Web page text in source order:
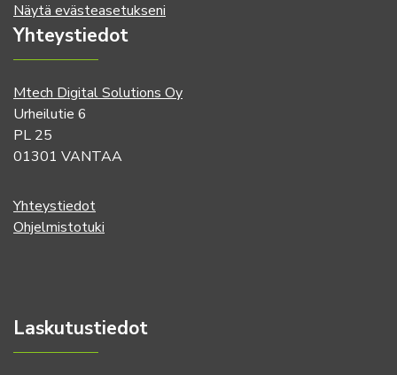
Näytä evästeasetukseni
Yhteystiedot
Mtech Digital Solutions Oy
Urheilutie 6
PL 25
01301 VANTAA
Yhteystiedot
Ohjelmistotuki
Laskutustiedot